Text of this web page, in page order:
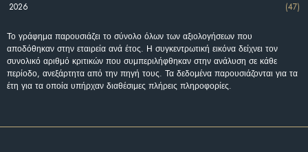
2026
(47)
Το γράφημα παρουσιάζει το σύνολο όλων των αξιολογήσεων που
αποδόθηκαν στην εταιρεία ανά έτος. Η συγκεντρωτική εικόνα δείχνει τον
συνολικό αριθμό κριτικών που συμπεριλήφθηκαν στην ανάλυση σε κάθε
περίοδο, ανεξάρτητα από την πηγή τους. Τα δεδομένα παρουσιάζονται για τα
έτη για τα οποία υπήρχαν διαθέσιμες πλήρεις πληροφορίες.